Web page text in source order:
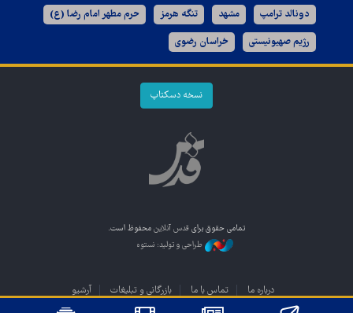
دونالد ترامپ مشهد تنگه هرمز حرم مطهر امام رضا (ع)
رژیم صهیونیستی خراسان رضوی
نسخه دسکتاپ
تمامی حقوق برای قدس آنلاین محفوظ است.
طراحی و تولید: نستوه
درباره ما تماس با ما بازرگانی و تبلیغات آرشیو